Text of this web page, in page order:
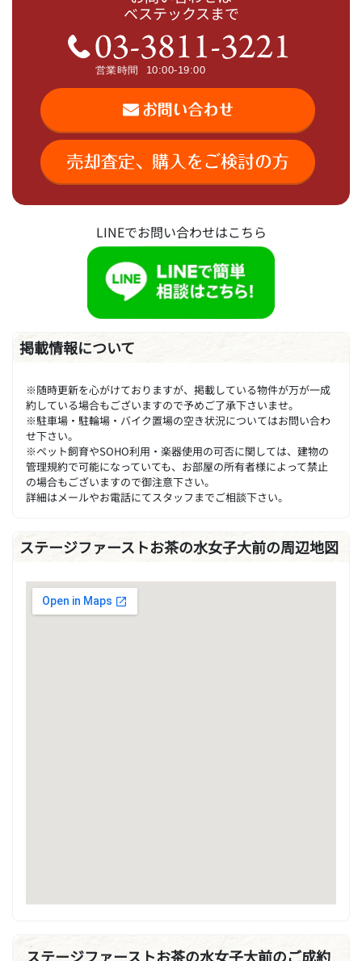
ベステックスまで
LINEでお問い合わせはこちら
掲載情報について
※随時更新を心がけておりますが、掲載している物件が万が一成
約している場合もございますので予めご了承下さいませ。
※駐車場・駐輪場・バイク置場の空き状況についてはお問い合わ
せ下さい。
※ペット飼育やSOHO利用・楽器使用の可否に関しては、建物の
管理規約で可能になっていても、お部屋の所有者様によって禁止
の場合もございますので御注意下さい。
詳細はメールやお電話にてスタッフまでご相談下さい。
ステージファーストお茶の水女子大前の周辺地図
ステージファーストお茶の水女子大前のご成約